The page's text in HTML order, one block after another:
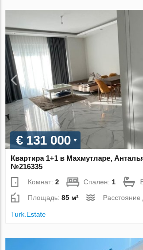
€ 131 000
Квартира 1+1 в Махмутларе,
№216335
Комнат:2 Спален: 1
Площадь:85 м²
Turk.Estate